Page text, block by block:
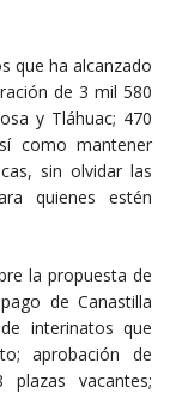
que ha alcanzado
de 3 mil 580
y Tláhuac; 470
como mantener
sin olvidar las
quienes estén
la propuesta de
de Canastilla
interinatos que
aprobación de
vacantes;